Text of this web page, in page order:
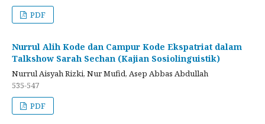
PDF
Nurrul Alih Kode dan Campur Kode Ekspatriat dalam
Talkshow Sarah Sechan (Kajian Sosiolinguistik)
Nurrul Aisyah Rizki, Nur Mufid, Asep Abbas Abdullah
535-547
PDF